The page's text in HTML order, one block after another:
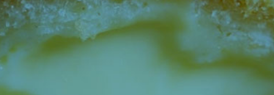
NEWS/EVENTI
CONDIZIONI GENERALI DI VENDITA